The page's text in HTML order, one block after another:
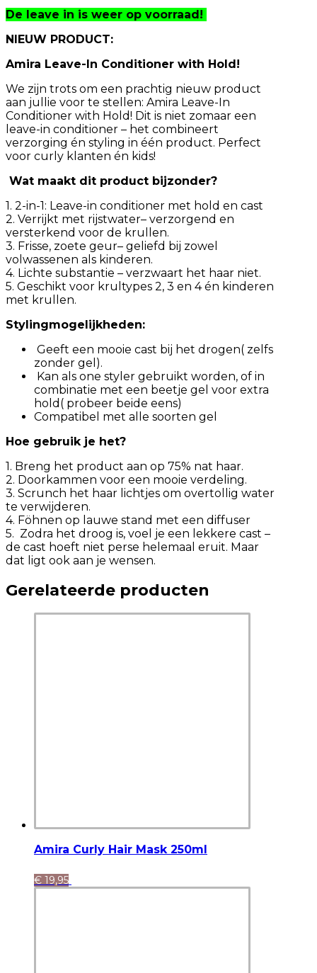
bit
hold
250ml
aantal
De leave in is weer op voorraad!
NIEUW PRODUCT:
Amira Leave-In Conditioner with Hold!
We zijn trots om een prachtig nieuw product
aan jullie voor te stellen: Amira Leave-In
Conditioner with Hold! Dit is niet zomaar een
leave-in conditioner – het combineert
verzorging én styling in één product. Perfect
voor curly klanten én kids!
Wat maakt dit product bijzonder?
1. 2-in-1: Leave-in conditioner met hold en cast
2. Verrijkt met rijstwater– verzorgend en
versterkend voor de krullen.
3. Frisse, zoete geur– geliefd bij zowel
volwassenen als kinderen.
4. Lichte substantie – verzwaart het haar niet.
5. Geschikt voor krultypes 2, 3 en 4 én kinderen
met krullen.
Stylingmogelijkheden:
Geeft een mooie cast bij het drogen( zelfs
zonder gel).
Kan als one styler gebruikt worden, of in
combinatie met een beetje gel voor extra
hold( probeer beide eens)
Compatibel met alle soorten gel
Hoe gebruik je het?
1. Breng het product aan op 75% nat haar.
2. Doorkammen voor een mooie verdeling.
3. Scrunch het haar lichtjes om overtollig water
te verwijderen.
4. Föhnen op lauwe stand met een diffuser
5. Zodra het droog is, voel je een lekkere cast –
de cast hoeft niet perse helemaal eruit. Maar
dat ligt ook aan je wensen.
Gerelateerde producten
Amira Curly Hair Mask 250ml
€ 19,95